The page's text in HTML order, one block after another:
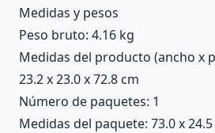
Medidas y pesos
Peso bruto: 4.16 kg
Medidas del producto (ancho x
23.2 x 23.0 x 72.8 cm
Número de paquetes: 1
Medidas del paquete: 73.0 x 24.5